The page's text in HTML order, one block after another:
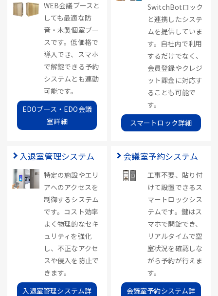
WEB会議ブースと
しても最適な防
音・木製個室ブー
スです。低価格で
導入でき、スマホ
で解錠できる予約
システムとも連動
可能です。
EDOブース・EDO会議
室詳細
SwitchBotロック
と連携したシステ
ムを提供していま
す。自社内で利用
するだけでなく、
会員登録やクレジ
ット課金に対応す
ることも可能で
す。
スマートロック詳細
入退室管理システム
特定の施設やエリ
アへのアクセスを
制御するシステム
です。コスト効率
よく物理的なセキ
ュリティを強化
し、不正なアクセ
スや侵入を防止で
きます。
入退室管理システム詳
会議室予約システム
工事不要、貼り付
けて設置できるス
マートロックシス
テムです。鍵はス
マホで開錠でき、
リアルタイムで空
室状況を確認しな
がら予約が行えま
す。
会議室予約システム詳